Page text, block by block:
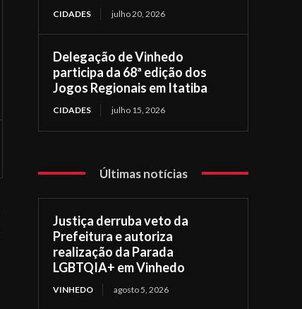
CIDADES julho 20, 2026
Delegação de Vinhedo
participa da 68ª edição dos
Jogos Regionais em Itatiba
CIDADES julho 15, 2026
Últimas notícias
Justiça derruba veto da
Prefeitura e autoriza
realização da Parada
LGBTQIA+ em Vinhedo
VINHEDO agosto 5, 2026